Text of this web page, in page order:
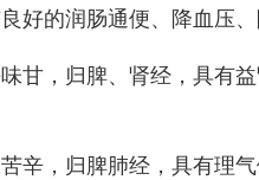
好的润肠通便、降血压、
甘，归脾、肾经，具有
辛，归脾肺经，具有理气